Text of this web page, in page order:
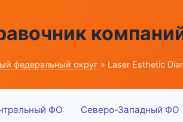
федеральный округ » Laser Esthetic
ФО Северо-Западный ФО